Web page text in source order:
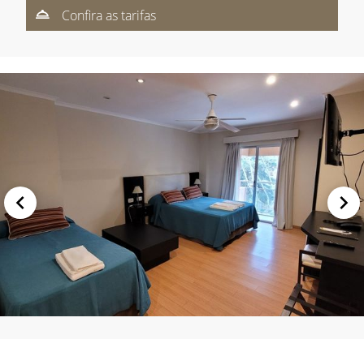
Confira as tarifas